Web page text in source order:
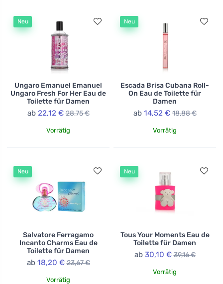
Neu
Ungaro Emanuel Emanuel
Ungaro Fresh For Her Eau de
Toilette für Damen
ab 22,12 € 28,75 €
Vorrätig
Neu
Escada Brisa Cubana Roll-
On Eau de Toilette für
Damen
ab 14,52 € 18,88 €
Vorrätig
Neu
Salvatore Ferragamo
Incanto Charms Eau de
Toilette für Damen
ab 18,20 € 23,67 €
Vorrätig
Neu
Tous Your Moments Eau de
Toilette für Damen
ab 30,10 € 39,16 €
Vorrätig